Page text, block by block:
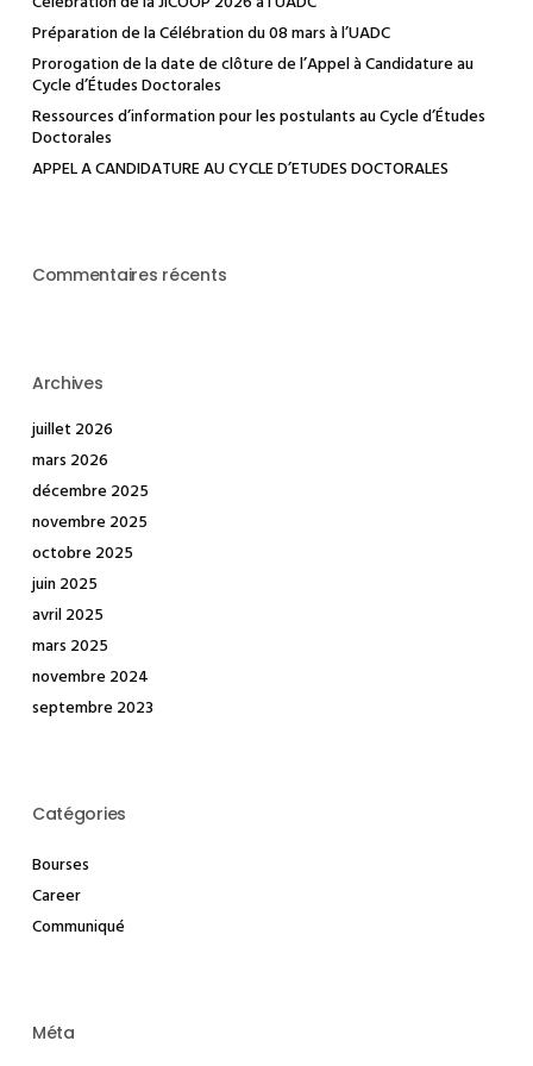
Préparation de la Célébration du 08 mars à l’UADC
Prorogation de la date de clôture de l’Appel à Candidature au
Cycle d’Études Doctorales
Ressources d’information pour les postulants au Cycle d’Études
Doctorales
APPEL A CANDIDATURE AU CYCLE D’ETUDES DOCTORALES
Commentaires récents
Archives
juillet 2026
mars 2026
décembre 2025
novembre 2025
octobre 2025
juin 2025
avril 2025
mars 2025
novembre 2024
septembre 2023
Catégories
Bourses
Career
Communiqué
Méta